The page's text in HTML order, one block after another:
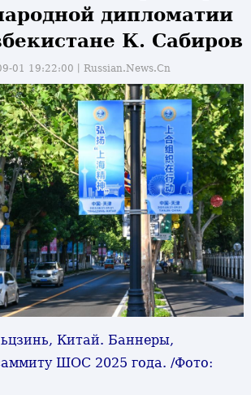
дипломатии
К. Сабиров
01 19:22:00丨Russian.News.Cn
Китай. Баннеры,
ШОС 2025 года. /Фото: